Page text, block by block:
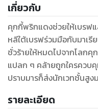
เกี่ยวกับ
คุกกี้พริกแดงช่วยให้เบรฟแ
หลีใต้เบรฟร่วมมือกับมาเ
ชั่วร้ายให้หมดไปจากโลกคุ
แปลก ๆ คล้ายถูกใครควบ
ปราบมารก็ส่งนักเวทชั้นสูง
รายละเอียด